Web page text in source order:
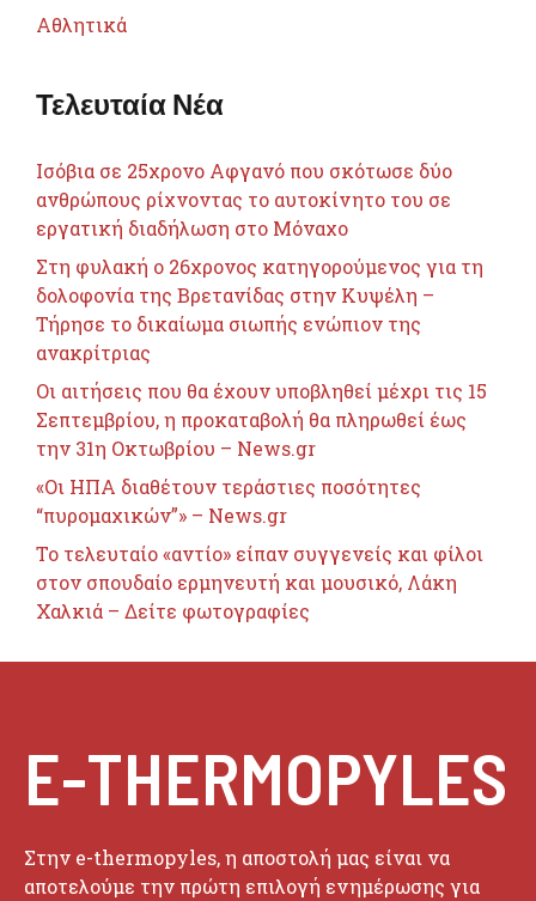
Αθλητικά
Τελευταία Νέα
Ισόβια σε 25χρονο Αφγανό που σκότωσε δύο
ανθρώπους ρίχνοντας το αυτοκίνητο του σε
εργατική διαδήλωση στο Μόναχο
Στη φυλακή ο 26χρονος κατηγορούμενος για τη
δολοφονία της Βρετανίδας στην Κυψέλη –
Τήρησε το δικαίωμα σιωπής ενώπιον της
ανακρίτριας
Οι αιτήσεις που θα έχουν υποβληθεί μέχρι τις 15
Σεπτεμβρίου, η προκαταβολή θα πληρωθεί έως
την 31η Οκτωβρίου – News.gr
«Οι ΗΠΑ διαθέτουν τεράστιες ποσότητες
“πυρομαχικών”» – News.gr
Το τελευταίο «αντίο» είπαν συγγενείς και φίλοι
στον σπουδαίο ερμηνευτή και μουσικό, Λάκη
Χαλκιά – Δείτε φωτογραφίες
E-THERMOPYLES
Στην e-thermopyles, η αποστολή μας είναι να
αποτελούμε την πρώτη επιλογή ενημέρωσης για